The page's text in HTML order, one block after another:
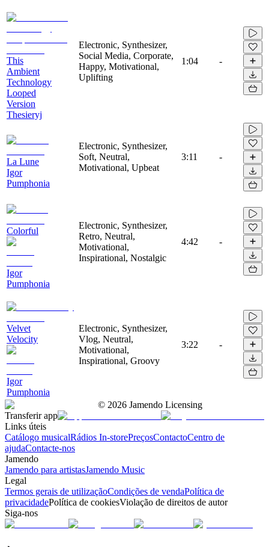
This
Ambient
Technology
Looped
Version
Thesieryj
Electronic, Synthesizer,
Social Media, Corporate,
Happy, Motivational,
Uplifting
1:04 -
La Lune
Igor
Pumphonia
Electronic, Synthesizer,
Soft, Neutral,
Motivational, Upbeat
3:11 -
Colorful
Igor
Pumphonia
Electronic, Synthesizer,
Retro, Neutral,
Motivational,
Inspirational, Nostalgic
4:42 -
Velvet
Velocity
Igor
Pumphonia
Electronic, Synthesizer,
Vlog, Neutral,
Motivational,
Inspirational, Groovy
3:22 -
© 2026 Jamendo Licensing
Transferir app
Links úteis
Catálogo musicalRádios In-storePreçosContactoCentro de
ajudaContacte-nos
Jamendo
Jamendo para artistasJamendo Music
Legal
Termos gerais de utilizaçãoCondições de vendaPolítica de
privacidadePolítica de cookiesViolação de direitos de autor
Siga-nos